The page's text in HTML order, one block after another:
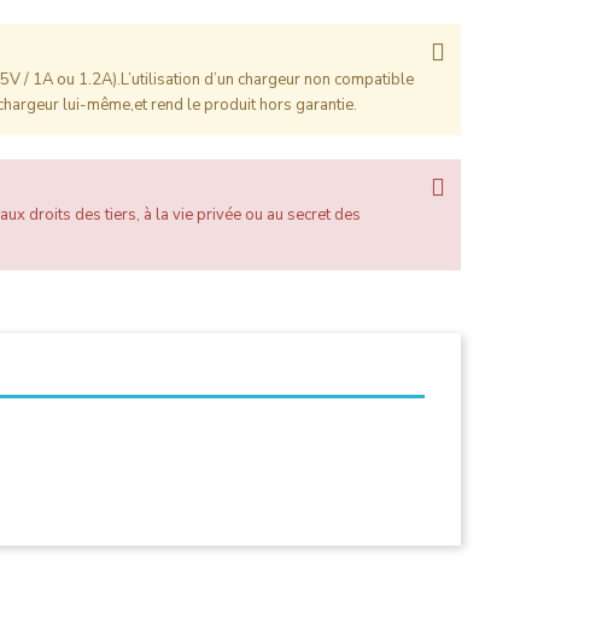
/ 1A ou 1.2A).L’utilisation d’un chargeur non compatible
lui-même,et rend le produit hors garantie.
droits des tiers, à la vie privée ou au secret des